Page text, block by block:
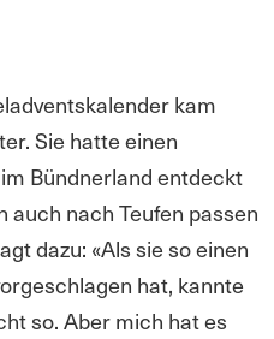
kam
Sie hatte einen
Bündnerland entdeckt
auch nach Teufen passen
dazu: «Als sie so einen
hat, kannte
so. Aber mich hat es